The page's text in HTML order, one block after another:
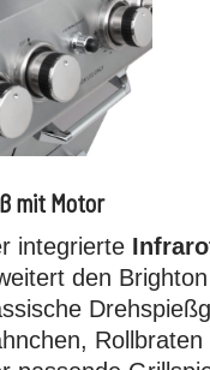
mit Motor
integrierte
den